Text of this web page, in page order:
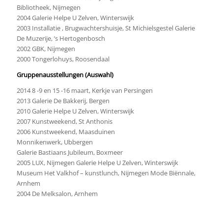
Bibliotheek, Nijmegen
2004 Galerie Helpe U Zelven, Winterswijk
2003 Installatie , Brugwachtershuisje, St Michielsgestel Galerie
De Muzerije, ’s Hertogenbosch
2002 GBK, Nijmegen
2000 Tongerlohuys, Roosendaal
Gruppenausstellungen (Auswahl)
2014 8 -9 en 15 -16 maart, Kerkje van Persingen
2013 Galerie De Bakkerij, Bergen
2010 Galerie Helpe U Zelven, Winterswijk
2007 Kunstweekend, St Anthonis
2006 Kunstweekend, Maasduinen
Monnikenwerk, Ubbergen
Galerie Bastiaans Jubileum, Boxmeer
2005 LUX, Nijmegen Galerie Helpe U Zelven, Winterswijk
Museum Het Valkhof – kunstlunch, Nijmegen Mode Biënnale,
Arnhem
2004 De Melksalon, Arnhem